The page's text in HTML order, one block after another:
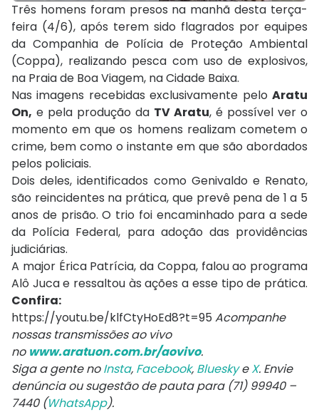
Três homens foram presos na manhã desta terça-
feira (4/6), após terem sido flagrados por equipes
da Companhia de Polícia de Proteção Ambiental
(Coppa), realizando pesca com uso de explosivos,
na Praia de Boa Viagem, na Cidade Baixa.
Nas imagens recebidas exclusivamente pelo Aratu
On, e pela produção da TV Aratu, é possível ver o
momento em que os homens realizam cometem o
crime, bem como o instante em que são abordados
pelos policiais.
Dois deles, identificados como Genivaldo e Renato,
são reincidentes na prática, que prevê pena de 1 a 5
anos de prisão. O trio foi encaminhado para a sede
da Polícia Federal, para adoção das providências
judiciárias.
A major Érica Patrícia, da Coppa, falou ao programa
Alô Juca e ressaltou às ações a esse tipo de prática.
Confira:
https://youtu.be/klfCtyHoEd8?t=95 Acompanhe
nossas transmissões ao vivo
no www.aratuon.com.br/aovivo.
Siga a gente noInsta, Facebook, BlueskyeX. Envie
denúncia ou sugestão de pauta para (71) 99940 –
7440 (WhatsApp).